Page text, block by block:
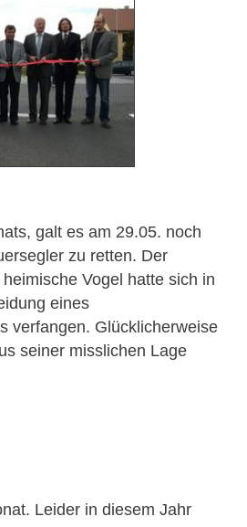
galt es am 29.05. noch
zu retten. Der
Vogel hatte sich in
eines
verfangen. Glücklicherweise
seiner misslichen Lage
Leider in diesem Jahr